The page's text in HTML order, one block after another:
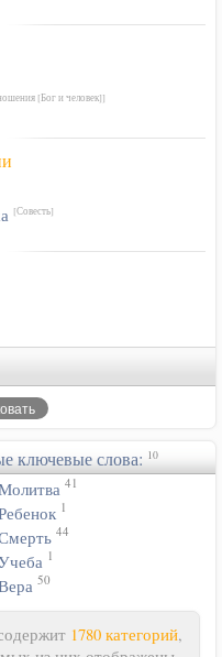
[Бог и человек]]
[Совесть]
ключевые слова: 10
41
1
44
1
50
1780 категорий,